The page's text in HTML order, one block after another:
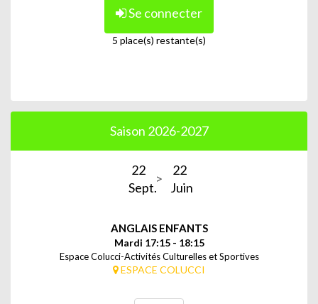
Se connecter
5 place(s) restante(s)
Saison 2026-2027
22
Sept.
22
Juin
ANGLAIS ENFANTS
Mardi 17:15 - 18:15
Espace Colucci-Activités Culturelles et Sportives
ESPACE COLUCCI